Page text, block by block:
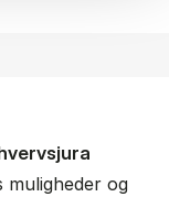
muligheder og